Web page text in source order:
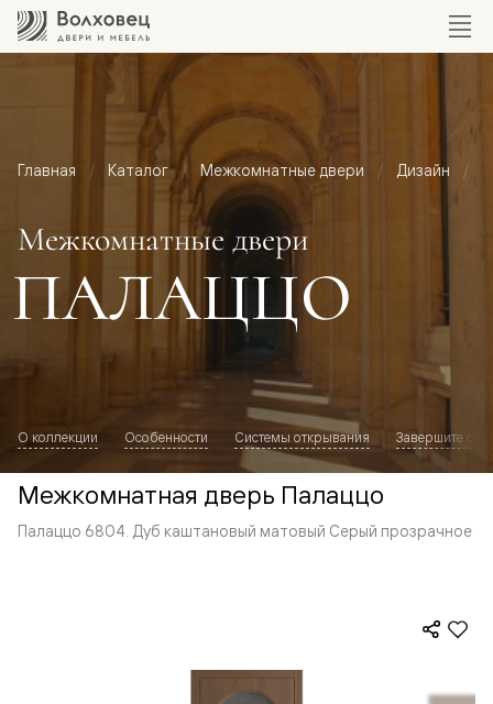
Главная Каталог Межкомнатные двери Дизайн
Межкомнатные двери
ПАЛАЦЦО
О коллекции Особенности Системы открывания Завершите
Межкомнатная дверь Палаццо
Палаццо 6804. Дуб каштановый матовый Серый прозрачное